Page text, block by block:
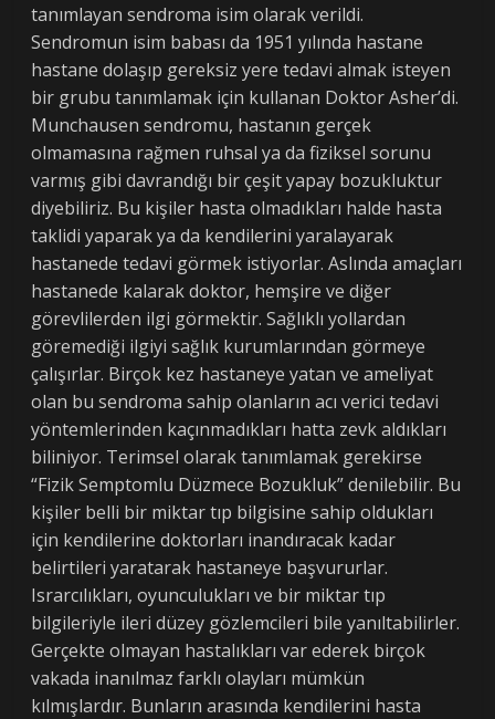
tanımlayan sendroma isim olarak verildi.
Sendromun isim babası da 1951 yılında hastane
hastane dolaşıp gereksiz yere tedavi almak isteyen
bir grubu tanımlamak için kullanan Doktor Asher’di.
Munchausen sendromu, hastanın gerçek
olmamasına rağmen ruhsal ya da fiziksel sorunu
varmış gibi davrandığı bir çeşit yapay bozukluktur
diyebiliriz. Bu kişiler hasta olmadıkları halde hasta
taklidi yaparak ya da kendilerini yaralayarak
hastanede tedavi görmek istiyorlar. Aslında amaçları
hastanede kalarak doktor, hemşire ve diğer
görevlilerden ilgi görmektir. Sağlıklı yollardan
göremediği ilgiyi sağlık kurumlarından görmeye
çalışırlar. Birçok kez hastaneye yatan ve ameliyat
olan bu sendroma sahip olanların acı verici tedavi
yöntemlerinden kaçınmadıkları hatta zevk aldıkları
biliniyor. Terimsel olarak tanımlamak gerekirse
“Fizik Semptomlu Düzmece Bozukluk” denilebilir. Bu
kişiler belli bir miktar tıp bilgisine sahip oldukları
için kendilerine doktorları inandıracak kadar
belirtileri yaratarak hastaneye başvururlar.
Israrcılıkları, oyunculukları ve bir miktar tıp
bilgileriyle ileri düzey gözlemcileri bile yanıltabilirler.
Gerçekte olmayan hastalıkları var ederek birçok
vakada inanılmaz farklı olayları mümkün
kılmışlardır. Bunların arasında kendilerini hasta